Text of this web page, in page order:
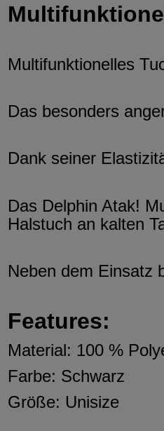
Multifunktionelles
Das besonders
Dank seiner
Das Delphin Atak!
Halstuch an kalten
Neben dem Einsatz
Features:
Material: 100 %
Farbe: Schwarz
Größe: Unisize